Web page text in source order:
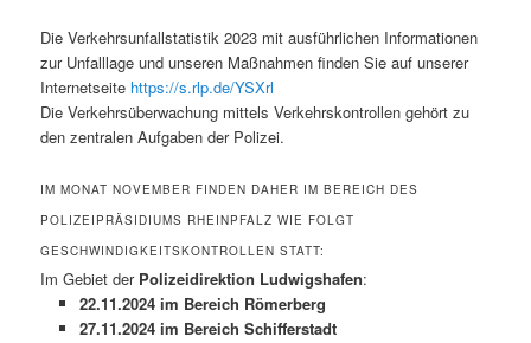
Die Verkehrsunfallstatistik 2023 mit ausführlichen Informationen
zur Unfalllage und unseren Maßnahmen finden Sie auf unserer
Internetseite https://s.rlp.de/YSXrl
Die Verkehrsüberwachung mittels Verkehrskontrollen gehört zu
den zentralen Aufgaben der Polizei.
IM MONAT NOVEMBER FINDEN DAHER IM BEREICH DES
POLIZEIPRÄSIDIUMS RHEINPFALZ WIE FOLGT
GESCHWINDIGKEITSKONTROLLEN STATT:
Im Gebiet der Polizeidirektion Ludwigshafen:
22.11.2024 im Bereich Römerberg
27.11.2024 im Bereich Schifferstadt